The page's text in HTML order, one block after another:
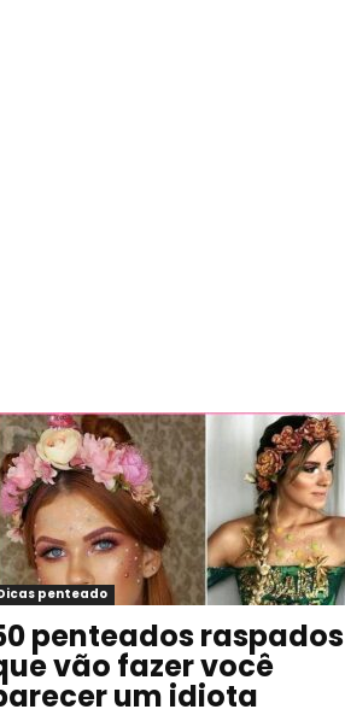
penteado
penteados raspados
vão fazer você
um idiota